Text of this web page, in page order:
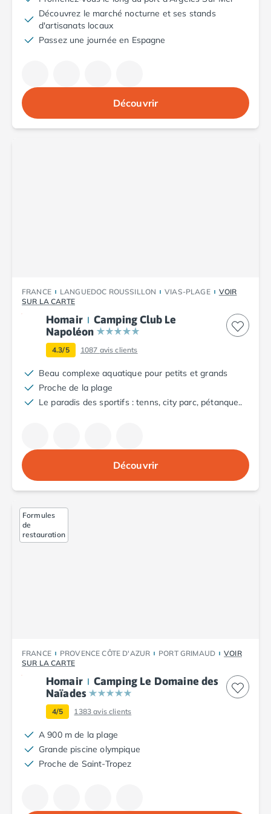
Camping Gruissan
Camping Narbonne-Plage
Camping Grau-du-Roi
Camping Nîmes
Camping Hérault
Camping Canet-en-Roussillon
Camping Collioure
Camping Le Barcarès
Camping Perpignan
Camping Saint-Cyprien
Camping Limousin
Camping Corrèze
Camping Lorraine
Camping Millau
Camping Nant
Camping Lot
Camping Lot-et-Garonne
Camping Tarn
Camping Pays de la Loire
Camping Loire-Atlantique
Camping Guerande
Camping La Baule-Escoublac
Camping La Turballe
Camping Nantes
Camping Pornic
Camping Pornichet
Découvrez le marché nocturne et ses stands
d'artisanats locaux
Passez une journée en Espagne
Découvrir
FRANCE LANGUEDOC ROUSSILLON VIAS-PLAGE
VOIR
SUR LA CARTE
Homair
Camping Club Le
Napoléon
4.3/5 1087 avis clients
Beau complexe aquatique pour petits et grands
Proche de la plage
Le paradis des sportifs : tenns, city parc, pétanque..
Découvrir
Formules
de
restauration
FRANCE PROVENCE CÔTE D'AZUR PORT GRIMAUD
VOIR
SUR LA CARTE
Homair
Camping Le Domaine des
Naïades
4/5 1383avis clients
A 900 m de la plage
Grande piscine olympique
Proche de Saint-Tropez